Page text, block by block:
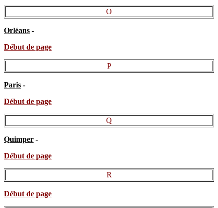
O
Orléans -
Début de page
P
Paris -
Début de page
Q
Quimper -
Début de page
R
Début de page